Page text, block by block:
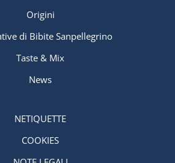
Origini
di Bibite Sanpellegrino
Taste & Mix
News
NETIQUETTE
COOKIES